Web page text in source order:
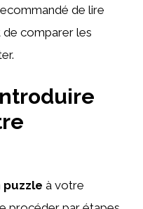
de lire
de comparer les
puzzle à votre